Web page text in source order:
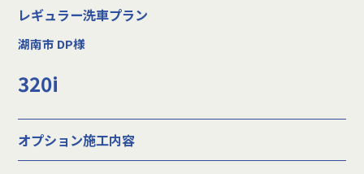
レギュラー洗車プラン
湖南市 DP様
320i
オプション施工内容